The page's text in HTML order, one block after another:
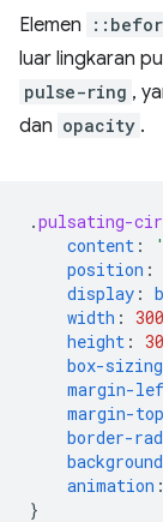
Elemen
luar lingkaran
pulse-ring ,
dan opacity .
.pulsating-
content :
position :
display :
width : 300
height :
box-sizing
margin-
margin-top
border-
animation :
}